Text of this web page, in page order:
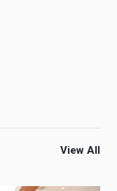
View All